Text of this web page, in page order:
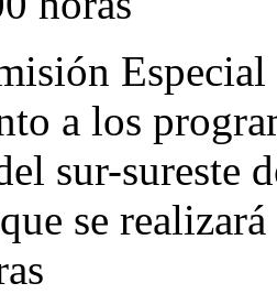
a los
sur-sureste
se